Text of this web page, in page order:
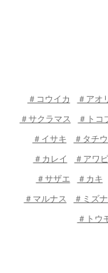
＃コウイカ ＃アオ
＃サクラマス
＃トコ
＃イサキ
＃タチ
＃カレイ
＃アワビ
＃サザエ
＃カキ
＃マルナス
＃ミズ
＃トウ